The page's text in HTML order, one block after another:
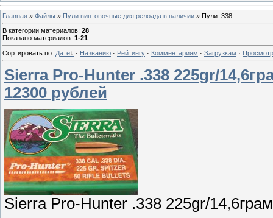
Главная » Файлы » Пули винтовочные для релоада в наличии » Пули .338
В категории материалов: 28
Показано материалов: 1-21
Сортировать по: Дате · Названию · Рейтингу · Комментариям · Загрузкам ·
Sierra Pro-Hunter .338 225gr/
12300 рублей
Sierra Pro-Hunter .338 225gr/